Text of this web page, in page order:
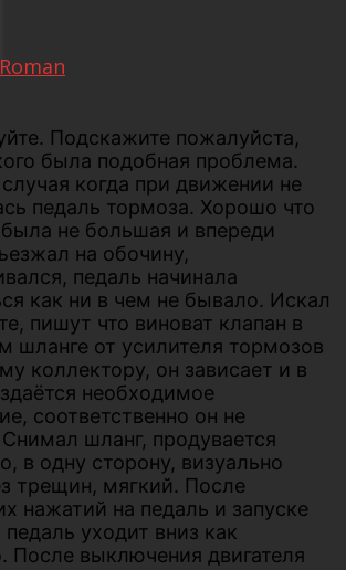
Roman
Подскажите пожалуйста,
была подобная проблема.
когда при движении не
педаль тормоза. Хорошо что
не большая и впереди
на обочину,
педаль начинала
как ни в чем не бывало. Искал
пишут что виноват клапан в
шланге от усилителя тормозов
коллектору, он зависает и в
необходимое
соответственно он не
Снимал шланг, продувается
в одну сторону, визуально
трещин, мягкий. После
нажатий на педаль и запуске
педаль уходит вниз как
После выключения двигателя